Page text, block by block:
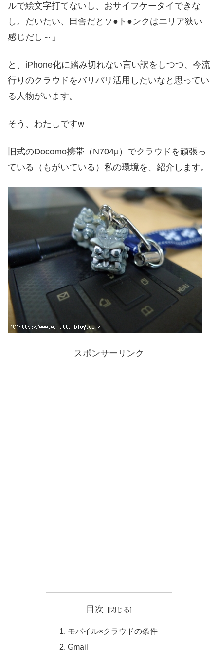
ルで絵文字打てないし、おサイフケータイできな
し。だいたい、田舎だとソ●ト●ンクはエリア狭い
感じだし～」
と、iPhone化に踏み切れない言い訳をしつつ、今流
行りのクラウドをバリバリ活用したいなと思ってい
る人物がいます。
そう、わたしですw
旧式のDocomo携帯（N704μ）でクラウドを頑張っ
ている（もがいている）私の環境を、紹介します。
スポンサーリンク
目次
モバイル×クラウドの条件
Gmail